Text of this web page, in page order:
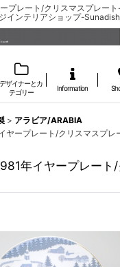
プレート/クリスマスプレー
インテリアショップ-Sunadish
デザイナーとカ
テゴリー
Information
> アラビア/ARABIA
ヤープレート/クリスマスプレ
年イヤープレート